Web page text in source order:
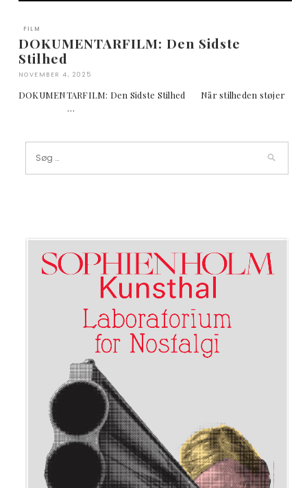
FILM
DOKUMENTARFILM: Den Sidste
Stilhed
NOVEMBER 4, 2025
DOKUMENTARFILM: Den Sidste Stilhed Når stilheden støjer
…